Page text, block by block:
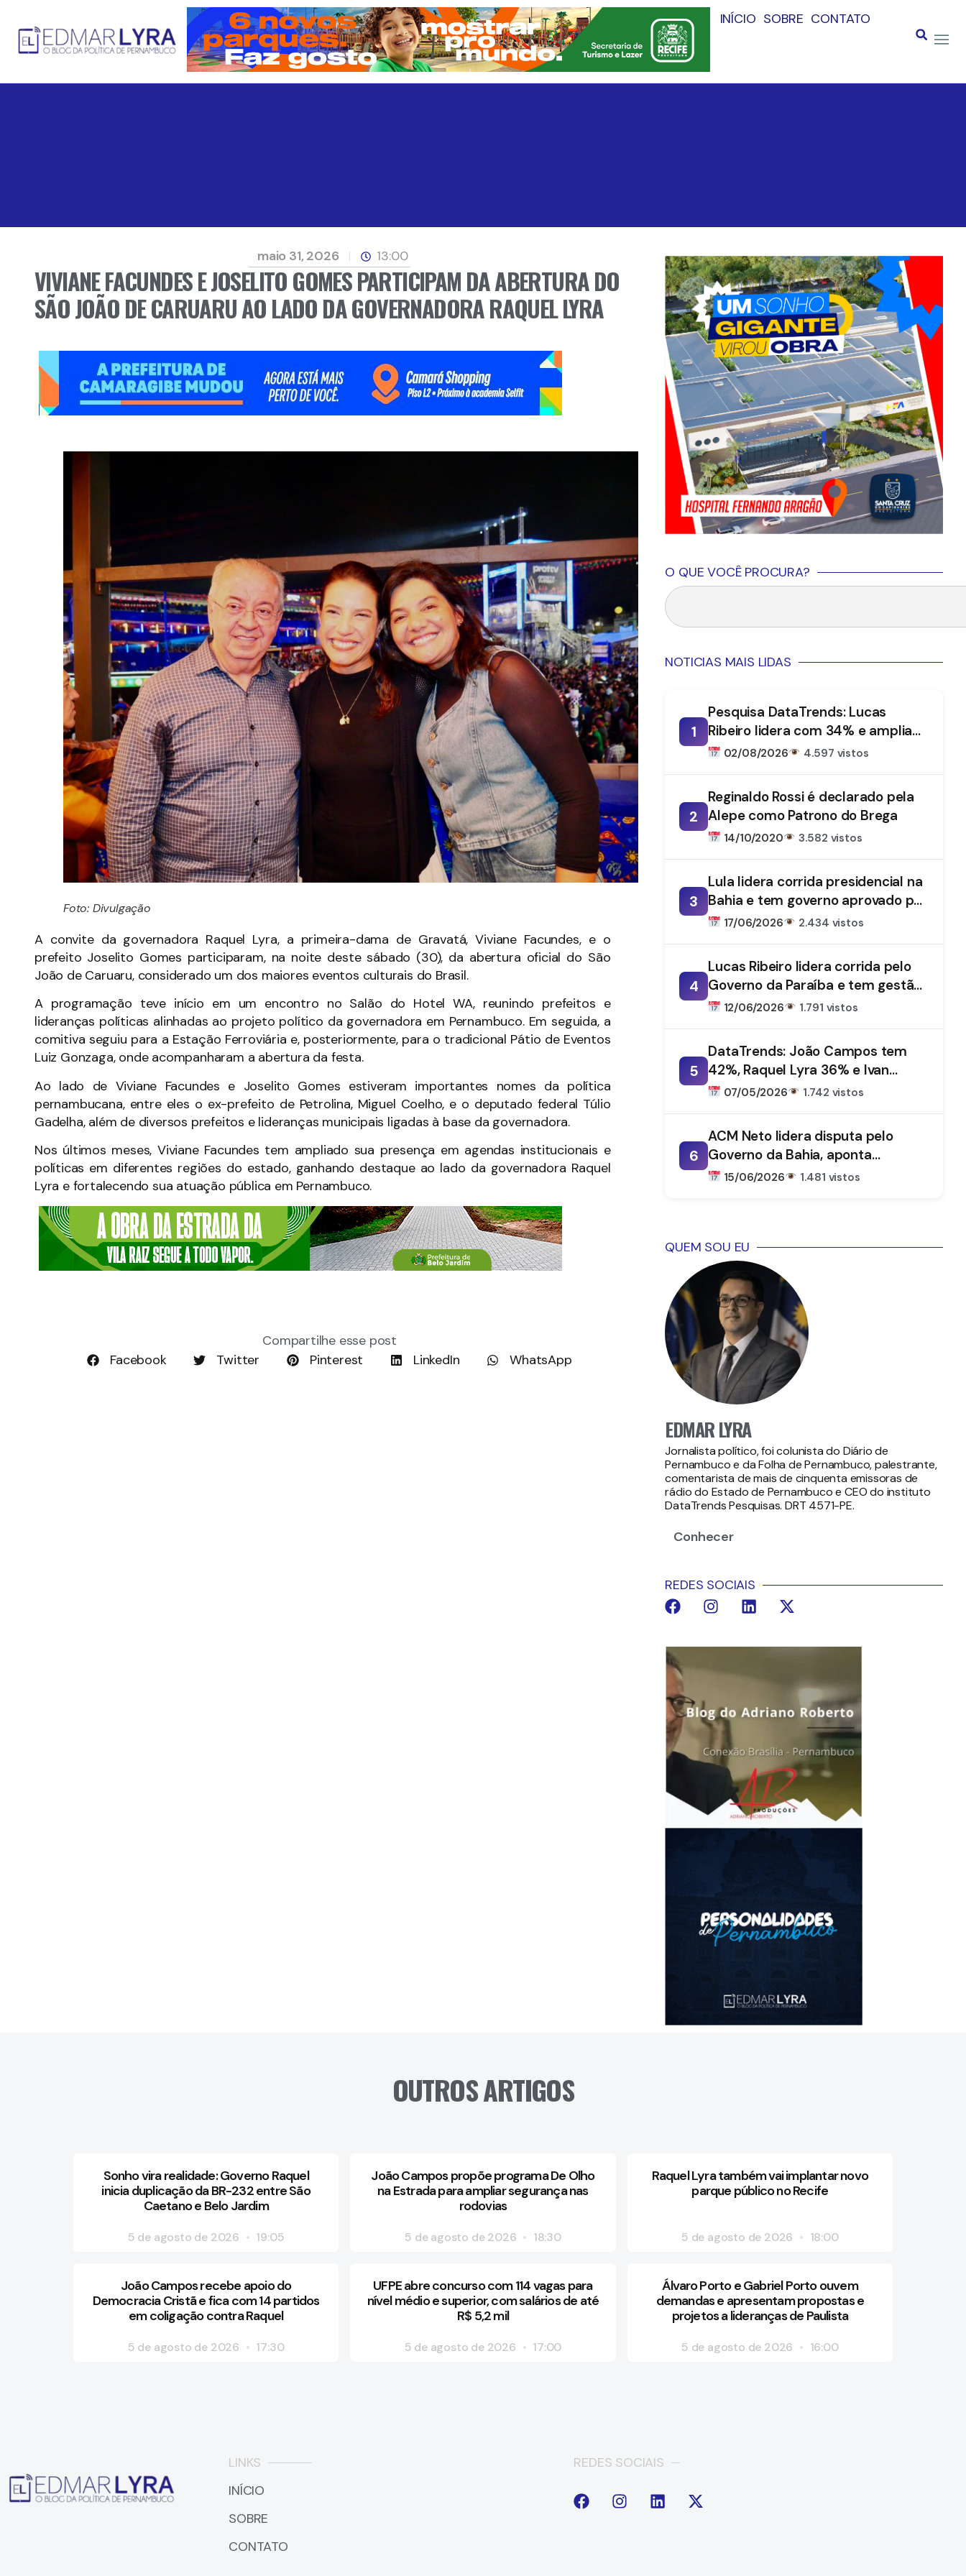
INÍCIO SOBRE CONTATO
maio 31, 2026 13:00
VIVIANE FACUNDES E JOSELITO GOMES PARTICIPAM DA ABERTURA DO
SÃO JOÃO DE CARUARU AO LADO DA GOVERNADORA RAQUEL LYRA
Foto: Divulgação
A convite da governadora Raquel Lyra, a primeira-dama de Gravatá, Viviane Facundes, e o
prefeito Joselito Gomes participaram, na noite deste sábado (30), da abertura oficial do São
João de Caruaru, considerado um dos maiores eventos culturais do Brasil.
A programação teve início em um encontro no Salão do Hotel WA, reunindo prefeitos e
lideranças políticas alinhadas ao projeto político da governadora em Pernambuco. Em seguida, a
comitiva seguiu para a Estação Ferroviária e, posteriormente, para o tradicional Pátio de Eventos
Luiz Gonzaga, onde acompanharam a abertura da festa.
Ao lado de Viviane Facundes e Joselito Gomes estiveram importantes nomes da política
pernambucana, entre eles o ex-prefeito de Petrolina, Miguel Coelho, e o deputado federal Túlio
Gadelha, além de diversos prefeitos e lideranças municipais ligadas à base da governadora.
Nos últimos meses, Viviane Facundes tem ampliado sua presença em agendas institucionais e
políticas em diferentes regiões do estado, ganhando destaque ao lado da governadora Raquel
Lyra e fortalecendo sua atuação pública em Pernambuco.
Compartilhe esse post
Facebook
Twitter Pinterest LinkedIn WhatsApp
O QUE VOCÊ PROCURA?
NOTICIAS MAIS LIDAS
1
Pesquisa DataTrends: Lucas
Ribeiro lidera com 34% e amplia
vantagem na disputa pelo
02/08/2026 4.597 vistos
2
Reginaldo Rossi é declarado pela
Alepe como Patrono do Brega
14/10/2020 3.582 vistos
3
Lula lidera corrida presidencial na
Bahia e tem governo aprovado por
61%, aponta DataTrends
17/06/2026 2.434 vistos
4
Lucas Ribeiro lidera corrida pelo
Governo da Paraíba e tem gestão
aprovada por 66%, aponta
12/06/2026 1.791 vistos
5
DataTrends: João Campos tem
42%, Raquel Lyra 36% e Ivan
Moraes 1%
07/05/2026 1.742 vistos
6
ACM Neto lidera disputa pelo
Governo da Bahia, aponta
DataTrends
15/06/2026 1.481 vistos
QUEM SOU EU
EDMAR LYRA
Jornalista político, foi colunista do Diário de
Pernambuco e da Folha de Pernambuco, palestrante,
comentarista de mais de cinquenta emissoras de
rádio do Estado de Pernambuco e CEO do instituto
DataTrends Pesquisas. DRT 4571-PE.
Conhecer
REDES SOCIAIS
OUTROS ARTIGOS
Sonho vira realidade: Governo Raquel
inicia duplicação da BR-232 entre São
Caetano e Belo Jardim
5 de agosto de 2026 19:05
João Campos propõe programa De Olho
na Estrada para ampliar segurança nas
rodovias
5 de agosto de 2026 18:30
Raquel Lyra também vai implantar novo
parque público no Recife
5 de agosto de 2026 18:00
João Campos recebe apoio do
Democracia Cristã e fica com 14 partidos
em coligação contra Raquel
5 de agosto de 2026 17:30
UFPE abre concurso com 114 vagas para
nível médio e superior, com salários de até
R$ 5,2 mil
5 de agosto de 2026 17:00
Álvaro Porto e Gabriel Porto ouvem
demandas e apresentam propostas e
projetos a lideranças de Paulista
5 de agosto de 2026 16:00
LINKS
INÍCIO
SOBRE
CONTATO
REDES SOCIAIS